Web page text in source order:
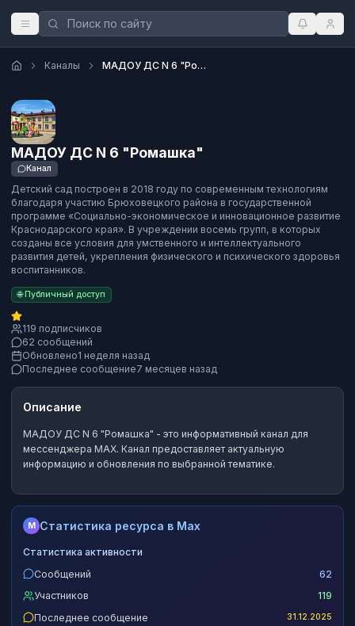
Каналы МАДОУ ДС N 6 "Ромашка"
МАДОУ ДС N 6 "Ромашка"
Канал
Детский сад построен в 2018 году по современным технологиям
благодаря участию Брюховецкого района в государственной
программе «Социально-экономическое и инновационное развитие
Краснодарского края». В учреждении восемь групп, в которых
созданы все условия для умственного и интеллектуального
развития детей, укрепления физического и психического здоровья
воспитанников.
🌐 Публичный доступ
119 подписчиков
62 сообщений
Обновлено1 неделя назад
Последнее сообщение7 месяцев назад
Описание
МАДОУ ДС N 6 "Ромашка" - это информативный канал для
мессенджера MAX. Канал предоставляет актуальную
информацию и обновления по выбранной тематике.
M Статистика ресурса в Max
Статистика активности
Сообщений
62
Участников
119
Последнее сообщение
31.12.2025